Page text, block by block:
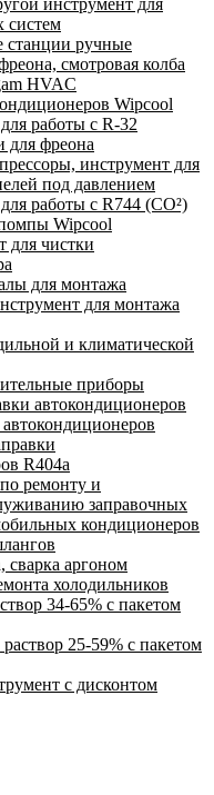
инструмент для
систем
станции ручные
смотровая колба
HVAC
Wipcool
работы с R-32
для фреона
инструмент для
под давлением
работы с R744 (CO²)
Wipcool
для чистки
для монтажа
для монтажа
и климатической
приборы
автокондиционеров
R404a
ремонту и
заправочных
кондиционеров
сварка аргоном
холодильников
34-65% с пакетом
25-59% с пакетом
с дисконтом